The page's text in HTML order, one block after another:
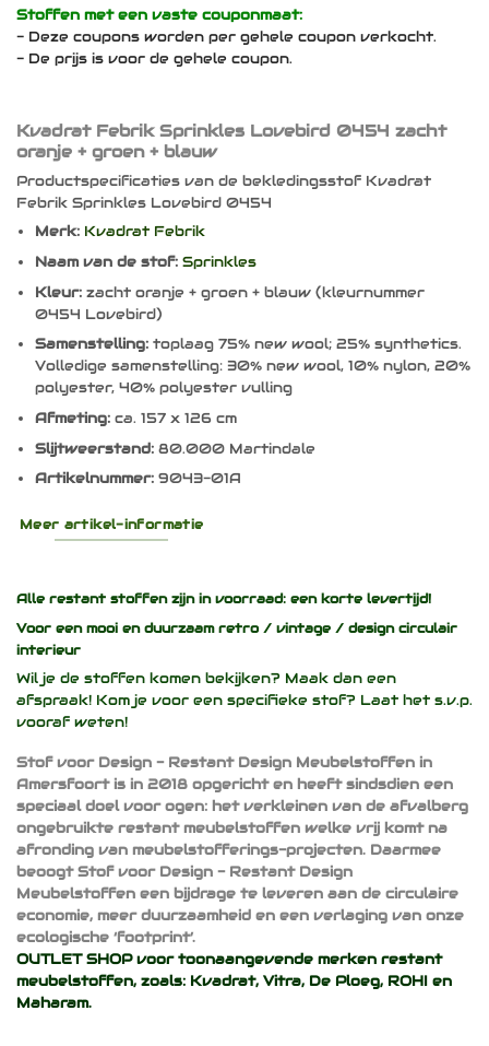
Stoffen met een vaste couponmaat:
- Deze coupons worden per gehele coupon verkocht.
- De prijs is voor de gehele coupon.
Kvadrat Febrik Sprinkles Lovebird 0454 zacht
oranje + groen + blauw
Productspecificaties van de bekledingsstof Kvadrat
Febrik Sprinkles Lovebird 0454
Merk: Kvadrat Febrik
Naam van de stof: Sprinkles
Kleur: zacht oranje + groen + blauw (kleurnummer
0454 Lovebird)
Samenstelling:toplaag 75% new wool; 25% synthetics.
Volledige samenstelling: 30% new wool, 10% nylon, 20%
polyester, 40% polyester vulling
Afmeting:ca. 157 x 126 cm
Slijtweerstand:80.000 Martindale
Artikelnummer:9043-01A
Meer artikel-informatie
Alle restant stoffen zijn in voorraad: een korte levertijd!
Voor een mooi en duurzaam retro / vintage / design circulair
interieur
Wil je de stoffen komen bekijken? Maak dan een
afspraak! Kom je voor een specifieke stof? Laat het s.v.p.
vooraf weten!
Stof voor Design - Restant Design Meubelstoffen in
Amersfoort is in 2018 opgericht en heeft sindsdien een
speciaal doel voor ogen: het verkleinen van de afvalberg
ongebruikte restant meubelstoffen welke vrij komt na
afronding van meubelstofferings-projecten. Daarmee
beoogt Stof voor Design - Restant Design
Meubelstoffen een bijdrage te leveren aan de circulaire
economie, meer duurzaamheid en een verlaging van onze
ecologische ‘footprint’.
OUTLET SHOP voor toonaangevende merken restant
meubelstoffen, zoals: Kvadrat, Vitra, De Ploeg, ROHI en
Maharam.